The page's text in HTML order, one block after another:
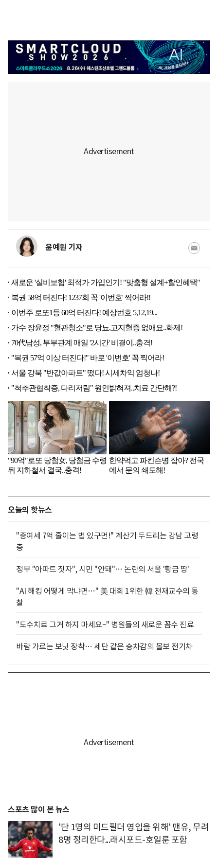
윤예원 기자
오늘의 핫뉴스
"증여세 7억 줄이는 법 있구먼!" 계산기 두드리는 강남 고령
층
정부 "아파트 짓자", 시민 "안돼"… 논란의 서울 '황금 땅'
"AI 해킹 어떻게 막냐면…" 美 대회 1위한 韓 천재교수의 통
찰
"도수치료 그거 하지 마세요~" 병원들의 새로운 꼼수 진료
바람 가르는 보닛 장착… 세단 같은 승차감의 볼보 전기차
스포츠 많이 본 뉴스
'단 1명의 미드필더 영입을 위해' 맨유, 무려
8명 정리한다...래시포드-호일룬 포함